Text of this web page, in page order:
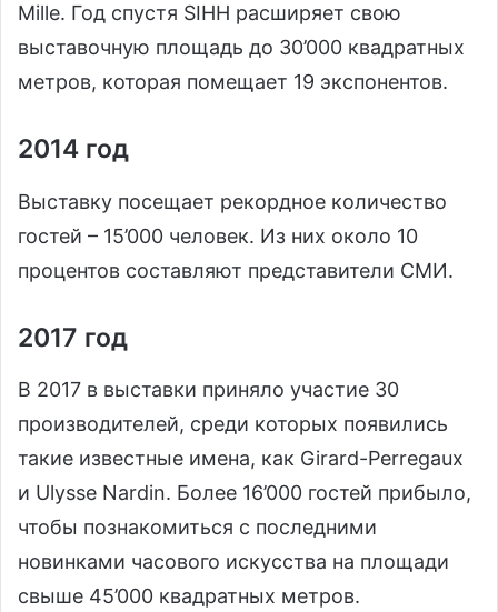
Mille. Год спустя SIHH расширяет свою
выставочную площадь до 30’000 квадратных
метров, которая помещает 19 экспонентов.
2014 год
Выставку посещает рекордное количество
гостей – 15’000 человек. Из них около 10
процентов составляют представители СМИ.
2017 год
В 2017 в выставки приняло участие 30
производителей, среди которых появились
такие известные имена, как Girard-Perregaux
и Ulysse Nardin. Более 16’000 гостей прибыло,
чтобы познакомиться с последними
новинками часового искусства на площади
свыше 45’000 квадратных метров.